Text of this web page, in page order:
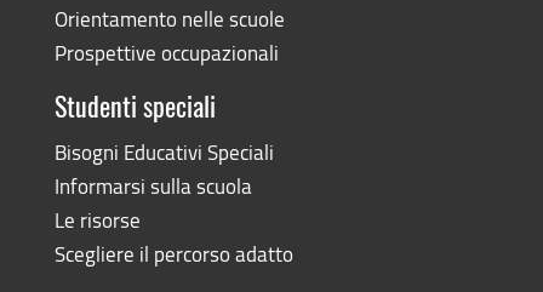
Orientamento nelle scuole
Prospettive occupazionali
Studenti speciali
Bisogni Educativi Speciali
Informarsi sulla scuola
Le risorse
Scegliere il percorso adatto